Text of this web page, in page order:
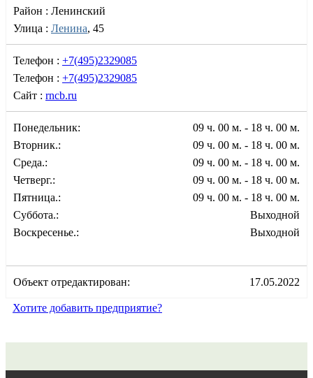
Район : Ленинский
Улица : Ленина, 45
Телефон : +7(495)2329085
Телефон : +7(495)2329085
Сайт : rncb.ru
Понедельник:
09 ч. 00 м. - 18 ч. 00 м.
Вторник.:
09 ч. 00 м. - 18 ч. 00 м.
Среда.:
09 ч. 00 м. - 18 ч. 00 м.
Четверг.:
09 ч. 00 м. - 18 ч. 00 м.
Пятница.:
09 ч. 00 м. - 18 ч. 00 м.
Суббота.:
Выходной
Воскресенье.:
Выходной
Объект отредактирован: 17.05.2022
Хотите добавить предприятие?